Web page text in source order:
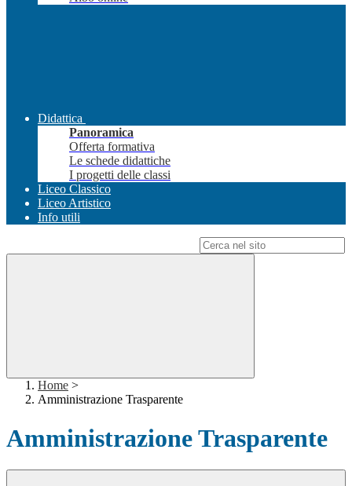
Didattica
Panoramica
Offerta formativa
Le schede didattiche
I progetti delle classi
Liceo Classico
Liceo Artistico
Info utili
Home >
Amministrazione Trasparente
Amministrazione Trasparente